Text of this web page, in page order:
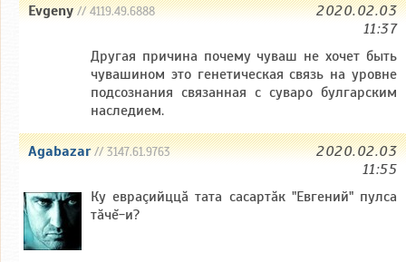
Evgeny// 4119.49.6888
2020.02.03
11:37
Другая причина почему чуваш не хочет быть
чувашином это генетическая связь на уровне
подсознания связанная с суваро булгарским
наследием.
Agabazar// 3147.61.9763
2020.02.03
11:55
Ку евраçийццă тата сасартăк "Евгений" пулса
тăчĕ-и?